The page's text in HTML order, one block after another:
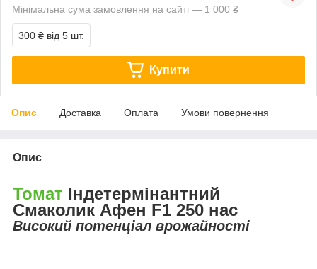
Мінімальна сума замовлення на сайті — 1 000 ₴
300 ₴ від 5 шт.
Купити
Опис Доставка Оплата Умови повернення
Опис
Томат Індетермінантний
Смаколик Афен F1 250 нас
Високий потенціал врожайності